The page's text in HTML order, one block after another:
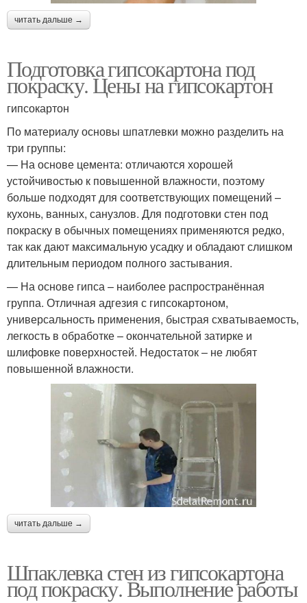
читать дальше →
Подготовка гипсокартона под
покраску. Цены на гипсокартон
гипсокартон
По материалу основы шпатлевки можно разделить на
три группы:
— На основе цемента: отличаются хорошей
устойчивостью к повышенной влажности, поэтому
больше подходят для соответствующих помещений –
кухонь, ванных, санузлов. Для подготовки стен под
покраску в обычных помещениях применяются редко,
так как дают максимальную усадку и обладают слишком
длительным периодом полного застывания.
— На основе гипса – наиболее распространённая
группа. Отличная адгезия с гипсокартоном,
универсальность применения, быстрая схватываемость,
легкость в обработке – окончательной затирке и
шлифовке поверхностей. Недостаток – не любят
повышенной влажности.
читать дальше →
Шпаклевка стен из гипсокартона
под покраску. Выполнение работы